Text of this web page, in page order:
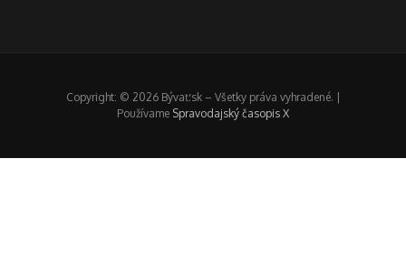
Copyright: © 2026 Bývať.sk – Všetky práva vyhradené. |
Používame Spravodajský časopis X